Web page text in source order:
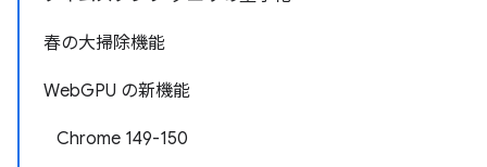
春の大掃除機能
WebGPU の新機能
Chrome 149-150